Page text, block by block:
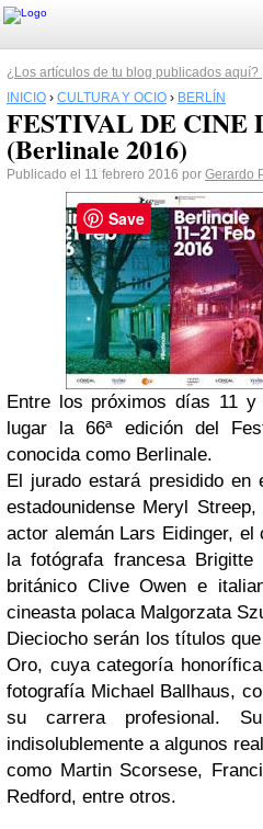
¿Los artículos de tu blog publicados aquí?
INICIO › CULTURA Y OCIO › BERLÍN
FESTIVAL DE CINE
(Berlinale 2016)
Publicado el 11 febrero 2016 por Gerardo
Entre los próximos días 11
lugar la 66ª edición del
conocida como Berlinale.
El jurado estará presidido
estadounidense Meryl
actor alemán Lars Eidinger,
la fotógrafa francesa Brigitte
británico Clive Owen e
cineasta polaca Malgorzata
Dieciocho serán los títulos
Oro, cuya categoría
fotografía Michael Ballhaus,
su carrera profesional.
indisolublemente a algunos
como Martin Scorsese,
Redford, entre otros.
Save